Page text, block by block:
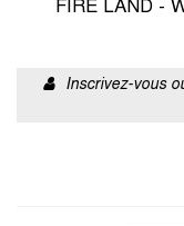
FIRE LAND -
Inscrivez-vous